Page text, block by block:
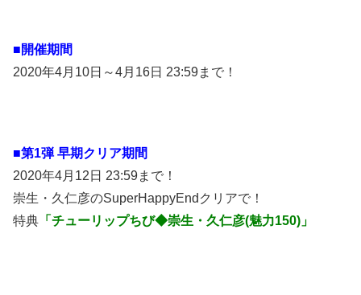
■開催期間
2020年4月10日～4月16日 23:59まで！
■第1弾 早期クリア期間
2020年4月12日 23:59まで！
崇生・久仁彦のSuperHappyEndクリアで！
特典 「チューリップちび◆崇生・久仁彦(魅力150)」